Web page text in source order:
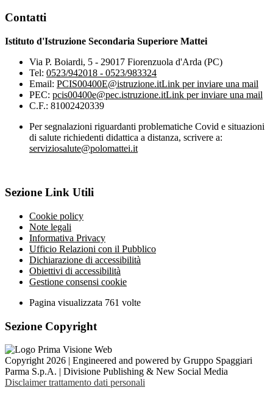
Contatti
Istituto d'Istruzione Secondaria Superiore Mattei
Via P. Boiardi, 5 - 29017 Fiorenzuola d'Arda (PC)
Tel: 0523/942018 - 0523/983324
Email: PCIS00400E@istruzione.itLink per inviare una mail
PEC: pcis00400e@pec.istruzione.itLink per inviare una mail
C.F.: 81002420339
Per segnalazioni riguardanti problematiche Covid e situazioni
di salute richiedenti didattica a distanza, scrivere a:
serviziosalute@polomattei.it
Sezione Link Utili
Cookie policy
Note legali
Informativa Privacy
Ufficio Relazioni con il Pubblico
Dichiarazione di accessibilità
Obiettivi di accessibilità
Gestione consensi cookie
Pagina visualizzata 761 volte
Sezione Copyright
Copyright 2026 | Engineered and powered by Gruppo Spaggiari
Parma S.p.A. | Divisione Publishing & New Social Media
Disclaimer trattamento dati personali